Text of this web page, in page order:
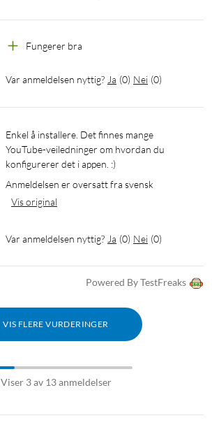
Fungerer bra
Var anmeldelsen nyttig? Ja (0) Nei (0)
Enkel å installere. Det finnes mange
YouTube-veiledninger om hvordan du
konfigurerer det i appen. :)
Anmeldelsen er oversatt fra svensk
Vis original
Var anmeldelsen nyttig? Ja (0) Nei (0)
Powered By TestFreaks
VIS FLERE VURDERINGER
Viser 3 av 13 anmeldelser